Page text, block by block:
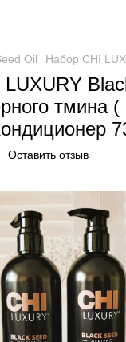
Oil Набор CHI
тмина
Оставить отзыв